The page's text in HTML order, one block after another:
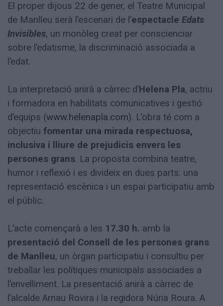
El proper dijous 22 de gener, el Teatre Municipal
de Manlleu serà l’escenari de l’espectacle Edats
Invisibles, un monòleg creat per conscienciar
sobre l’edatisme, la discriminació associada a
l’edat.
La interpretació anirà a càrrec d’Helena Pla, actriu
i formadora en habilitats comunicatives i gestió
d’equips (www.helenapla.com). L’obra té com a
objectiu fomentar una mirada respectuosa,
inclusiva i lliure de prejudicis envers les
persones grans. La proposta combina teatre,
humor i reflexió i es divideix en dues parts: una
representació escènica i un espai participatiu amb
el públic.
L’acte començarà a les 17.30 h. amb la
presentació del Consell de les persones grans
de Manlleu, un òrgan participatiu i consultiu per
treballar les polítiques municipals associades a
l’envelliment. La presentació anirà a càrrec de
l’alcalde Arnau Rovira i la regidora Núria Roura. A